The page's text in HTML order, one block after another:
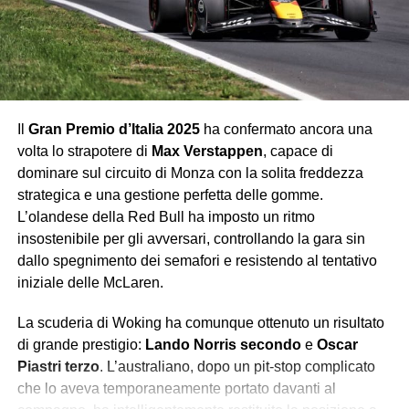
Flop
Ferrari
Ogni anno Monza rappresenta il banco di prova più
atteso. Ogni anno la Ferrari arriva carica di sogni e
Leclerc ha chiuso quarto, vicino al podio ma lontano dalla
vittoria, mentre il weekend nel complesso ha confermato
che la Rossa, pur competitiva, fatica ancora a tenere il
passo di Red Bull e McLaren. I tifosi hanno applaudito,
ma lo hanno fatto più per amore che per reale
soddisfazione.
George Russell
Mercedes non vive un momento brillante, ma ci si
aspettava da Russell almeno la capacità di infastidire le
Ferrari o inserirsi nella lotta per il podio. Invece, il suo GP
è stato privo di guizzi, segnato da un ritmo ordinario e da
Gran Premio d’Italia 2025ha confermato ancora una
volta lo strapotere di Max Verstappen, capace di
dominare sul circuito di Monza con la solita freddezza
strategica e una gestione perfetta delle gomme.
L’olandese della Red Bull ha imposto un ritmo
insostenibile per gli avversari, controllando la gara sin
dallo spegnimento dei semafori e resistendo al tentativo
iniziale delle McLaren.
La scuderia di Woking ha comunque ottenuto un risultato
di grande prestigio: Lando Norris secondoe Oscar
Piastri terzo. L’australiano, dopo un pit-stop complicato
che lo aveva temporaneamente portato davanti al